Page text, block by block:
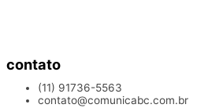
contato
(11) 91736-5563
contato@comunicabc.com.br